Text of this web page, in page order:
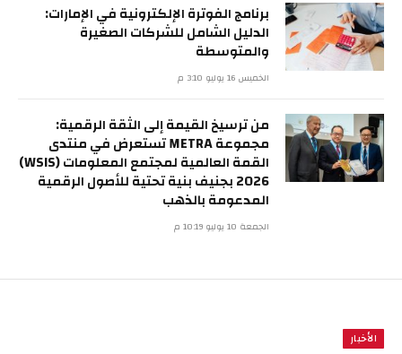
برنامج الفوترة الإلكترونية في الإمارات:
الدليل الشامل للشركات الصغيرة
والمتوسطة
الخميس 16 يوليو 3:10 م
من ترسيخ القيمة إلى الثقة الرقمية:
مجموعة METRA تستعرض في منتدى
القمة العالمية لمجتمع المعلومات (WSIS)
2026 بجنيف بنية تحتية للأصول الرقمية
المدعومة بالذهب
الجمعة 10 يوليو 10:19 م
الأخبار